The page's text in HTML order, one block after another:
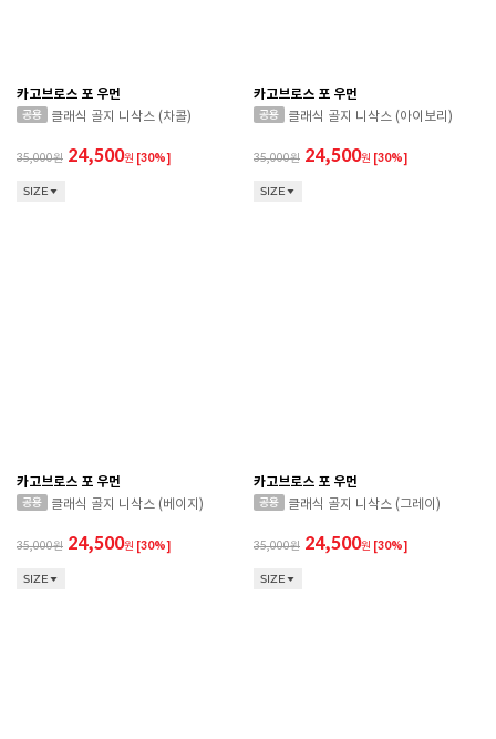
카고브로스 포 우먼
클래식 골지 니삭스 (차콜)
35,000 24,500원 [30%]
SIZE
카고브로스 포 우먼
클래식 골지 니삭스 (아이보리)
35,000 24,500원 [30%]
SIZE
카고브로스 포 우먼
클래식 골지 니삭스 (베이지)
35,000 24,500원 [30%]
SIZE
카고브로스 포 우먼
클래식 골지 니삭스 (그레이)
35,000 24,500원 [30%]
SIZE